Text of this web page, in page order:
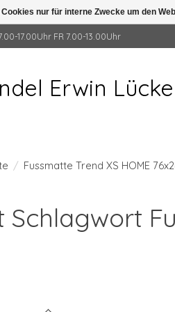
17.00Uhr FR 7.00-13.00Uhr
Erwin
/ Fussmatte Trend XS HOME
Schlagwort
nur für interne Zwecke um den